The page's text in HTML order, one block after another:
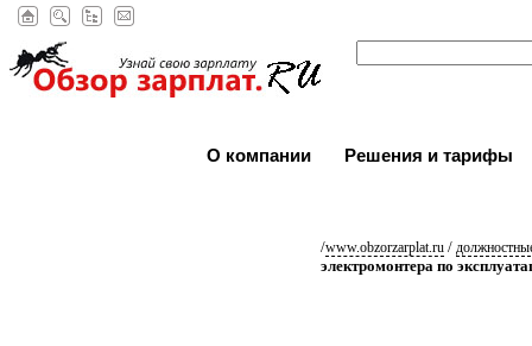
О компании Решения и тарифы
/www.obzorzarplat.ru /
электромонтера по